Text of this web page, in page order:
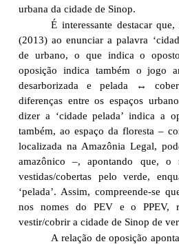
urbana da cidade de Sinop.
É interessante destacar
(2013) ao enunciar a palavra
de urbano, o que indica o
oposição indica também o jogo
desarborizada e pelada ↔
diferenças entre os espaços
dizer a ‘cidade pelada’ indica a
também, ao espaço da floresta –
localizada na Amazônia Legal,
amazônico –, apontando que, o
vestidas/cobertas pelo verde,
‘pelada’. Assim, compreende-se
nos nomes do PEV e o PPEV,
vestir/cobrir a cidade de Sinop de
A relação de oposição